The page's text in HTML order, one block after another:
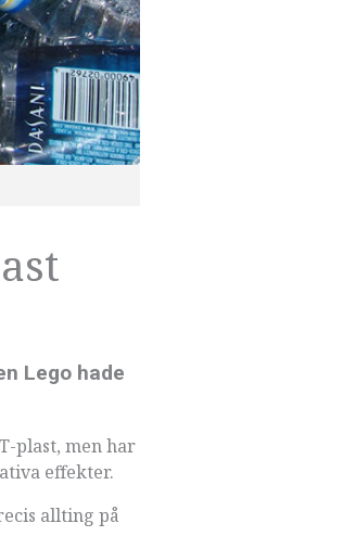
Lego hade
plast, men har
effekter.
allting på